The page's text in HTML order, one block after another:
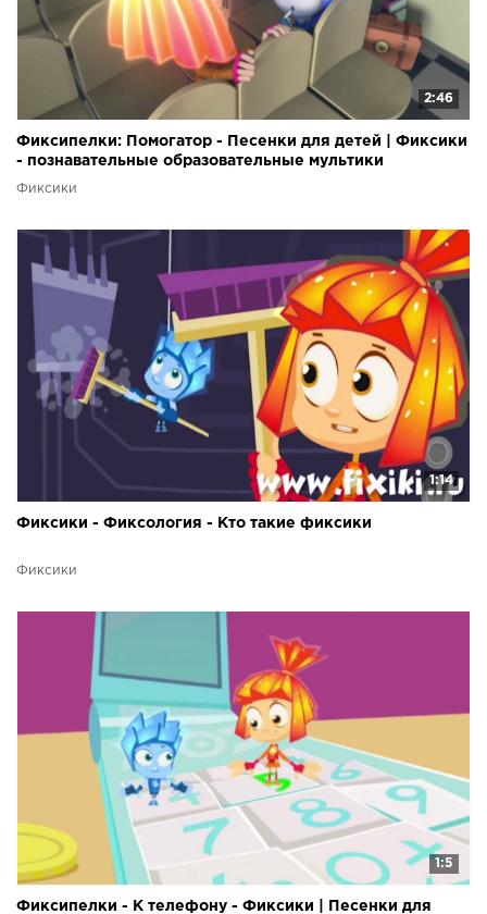
2:46
Фиксипелки: Помогатор - Песенки для детей | Фиксики
- познавательные образовательные мультики
Фиксики
1:14
Фиксики - Фиксология - Кто такие фиксики
Фиксики
1:5
Фиксипелки - К телефону - Фиксики | Песенки для